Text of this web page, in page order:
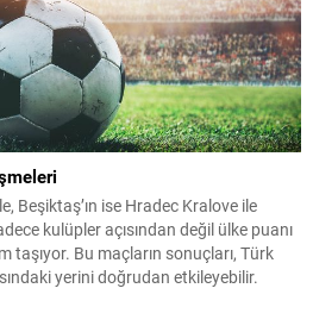
Beşiktaş’ın ise Hradec Kralove ile
kulüpler açısından değil ülke puanı
taşıyor. Bu maçların sonuçları, Türk
yerini doğrudan etkileyebilir.
Lig’de çipli top teknolojisine
maliyetli olduğundan, uygulama